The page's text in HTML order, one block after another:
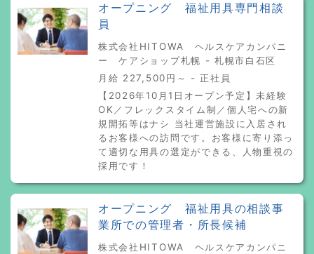
オープニング 福祉用具専門相談
員
株式会社HITOWA ヘルスケアカンパニ
ー ケアショップ札幌 - 札幌市白石区
月給 227,500円～ - 正社員
【2026年10月1日オープン予定】未経験
OK／フレックスタイム制／個人宅への新
規開拓等はナシ 当社運営施設に入居され
るお客様への訪問です。お客様に寄り添っ
て適切な用具の選定ができる、人物重視の
採用です！
オープニング 福祉用具の相談事
業所での管理者・所長候補
株式会社HITOWA ヘルスケアカンパニ